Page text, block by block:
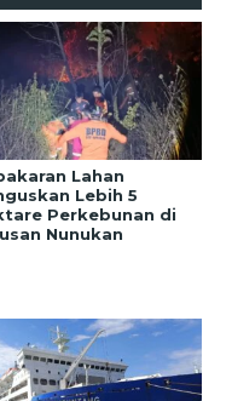
Lahan
Lebih 5
Perkebunan di
Nunukan